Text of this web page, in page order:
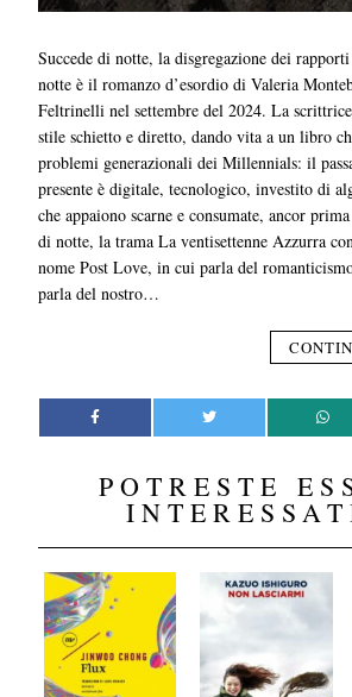
Succede di notte, la disgregazione dei
notte è il romanzo d’esordio di Valeria
Feltrinelli nel settembre del 2024. La
stile schietto e diretto, dando vita a un libro
problemi generazionali dei Millennials: il
presente è digitale, tecnologico, investito di
che appaiono scarne e consumate, ancor
di notte, la trama La ventisettenne Azzurra
nome Post Love, in cui parla del
parla del nostro…
POTRESTE